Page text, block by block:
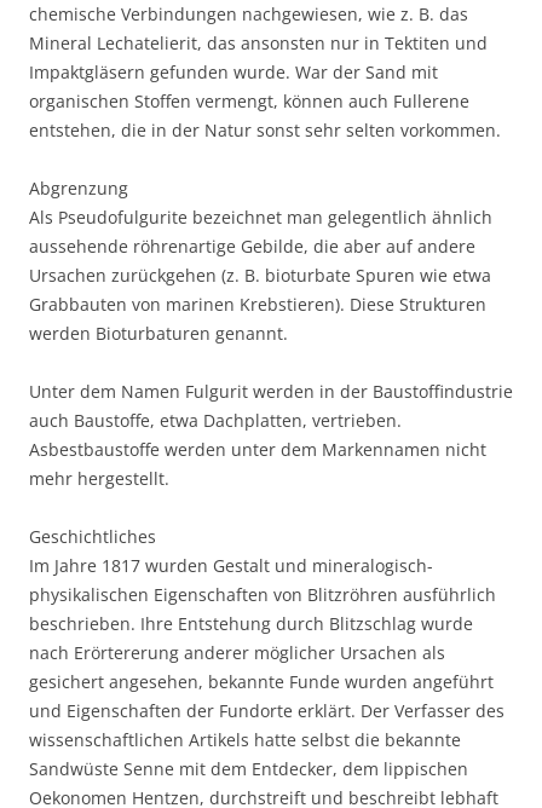
chemische Verbindungen nachgewiesen, wie z. B. das
Mineral Lechatelierit, das ansonsten nur in Tektiten und
Impaktgläsern gefunden wurde. War der Sand mit
organischen Stoffen vermengt, können auch Fullerene
entstehen, die in der Natur sonst sehr selten vorkommen.
Abgrenzung
Als Pseudofulgurite bezeichnet man gelegentlich ähnlich
aussehende röhrenartige Gebilde, die aber auf andere
Ursachen zurückgehen (z. B. bioturbate Spuren wie etwa
Grabbauten von marinen Krebstieren). Diese Strukturen
werden Bioturbaturen genannt.
Unter dem Namen Fulgurit werden in der Baustoffindustrie
auch Baustoffe, etwa Dachplatten, vertrieben.
Asbestbaustoffe werden unter dem Markennamen nicht
mehr hergestellt.
Geschichtliches
Im Jahre 1817 wurden Gestalt und mineralogisch-
physikalischen Eigenschaften von Blitzröhren ausführlich
beschrieben. Ihre Entstehung durch Blitzschlag wurde
nach Erörtererung anderer möglicher Ursachen als
gesichert angesehen, bekannte Funde wurden angeführt
und Eigenschaften der Fundorte erklärt. Der Verfasser des
wissenschaftlichen Artikels hatte selbst die bekannte
Sandwüste Senne mit dem Entdecker, dem lippischen
Oekonomen Hentzen, durchstreift und beschreibt lebhaft